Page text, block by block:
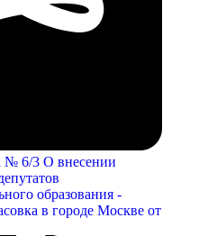
№ 6/3 О внесении
образования -
в городе Москве от